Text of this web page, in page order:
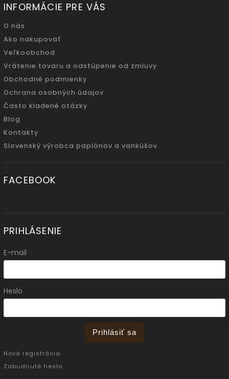
INFORMÁCIE PRE VÁS
O nás
Ako nakupovať
Veľkoobchod
Vrátenie tovaru a odstúpenie od zmluvy
Obchodné podmienky
Ochrana osobných údajov
Často kladené otázky
Blog
Kontakty
Slovenský výrobca paplónov a vankúšov
FACEBOOK
PRIHLÁSENIE
E-mail
Heslo
Prihlásiť sa
Nová registrácia
Zabudnuté heslo